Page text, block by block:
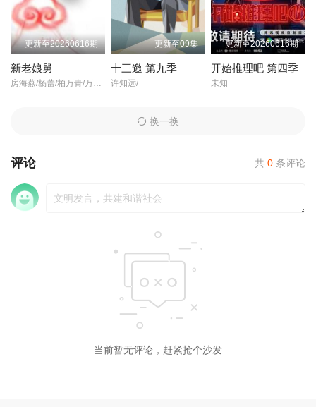
更新至20260616期
新老娘舅
更新至09集
十三邀 第九季
许知远/
更新至20260616期
开始推理吧 第四季
未知
换一换
评论 共 0 条评论
当前暂无评论，赶紧抢个沙发